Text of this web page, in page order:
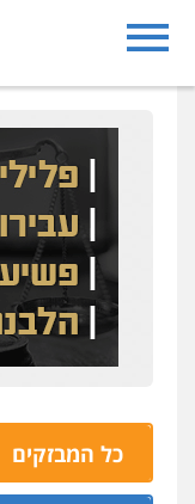
כל המבזקים
נעצרו בחשד לירי